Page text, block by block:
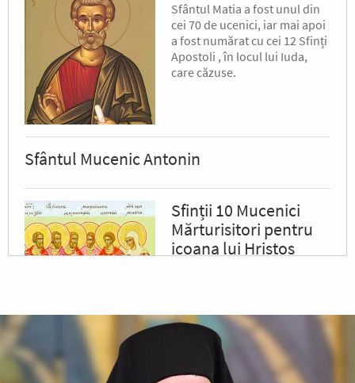
Sfântul Matia a fost unul din
cei 70 de ucenici, iar mai apoi
a fost numărat cu cei 12 Sfinți
Apostoli , în locul lui Iuda,
care căzuse.
Sfântul Mucenic Antonin
Sfinții 10 Mucenici
Mărturisitori pentru
icoana lui Hristos
Iar tiranul, văzând acest lucru,
a poruncit să le ardă fețele cu
fiare arse,...